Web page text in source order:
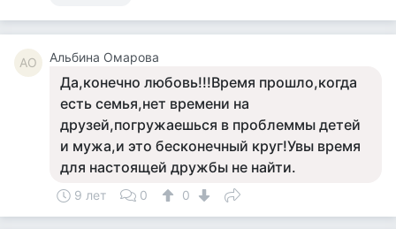
АО Альбина Омарова
Да,конечно любовь!!!Время прошло,когда
есть семья,нет времени на
друзей,погружаешься в проблеммы детей
и мужа,и это бесконечный круг!Увы время
для настоящей дружбы не найти.
9 лет 0 0